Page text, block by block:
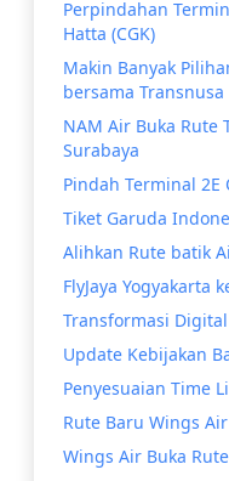
Perpindahan
Hatta (CGK)
Makin Banyak
bersama Transnusa
NAM Air Buka Rute
Surabaya
Pindah Terminal 2E
Tiket Garuda
Alihkan Rute batik
FlyJaya Yogyakarta
Transformasi
Update Kebijakan
Penyesuaian Time
Rute Baru Wings
Wings Air Buka